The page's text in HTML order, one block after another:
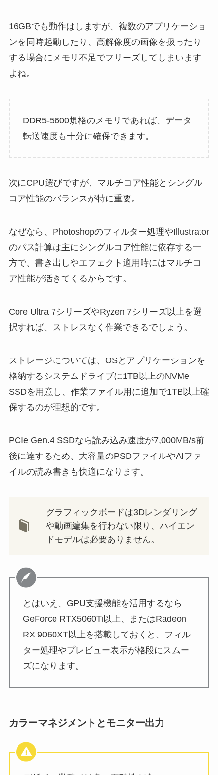
16GBでも動作はしますが、複数のアプリケーショ
ンを同時起動したり、高解像度の画像を扱ったり
する場合にメモリ不足でフリーズしてしまいます
よね。
DDR5-5600規格のメモリであれば、データ
転送速度も十分に確保できます。
次にCPU選びですが、マルチコア性能とシングル
コア性能のバランスが特に重要。
なぜなら、Photoshopのフィルター処理やIllustrator
のパス計算は主にシングルコア性能に依存する一
方で、書き出しやエフェクト適用時にはマルチコ
ア性能が活きてくるからです。
Core Ultra 7シリーズやRyzen 7シリーズ以上を選
択すれば、ストレスなく作業できるでしょう。
ストレージについては、OSとアプリケーションを
格納するシステムドライブに1TB以上のNVMe
SSDを用意し、作業ファイル用に追加で1TB以上確
保するのが理想的です。
PCIe Gen.4 SSDなら読み込み速度が7,000MB/s前
後に達するため、大容量のPSDファイルやAIファ
イルの読み書きも快適になります。
グラフィックボードは3Dレンダリング
や動画編集を行わない限り、ハイエン
ドモデルは必要ありません。
とはいえ、GPU支援機能を活用するなら
GeForce RTX5060Ti以上、またはRadeon
RX 9060XT以上を搭載しておくと、フィル
ター処理やプレビュー表示が格段にスムー
ズになります。
カラーマネジメントとモニター出力